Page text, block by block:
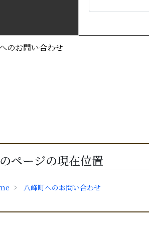
のお問い合わせ
ページの現在位置
八峰町へのお問い合わせ